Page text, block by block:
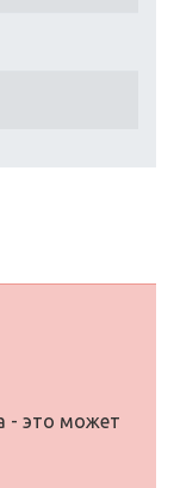
- это может